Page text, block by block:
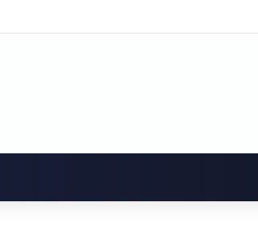
compatta non partecipa al voto